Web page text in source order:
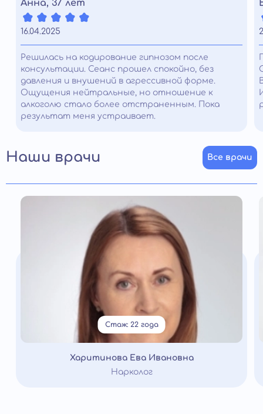
Анна, 37 лет
16.04.2025
Решилась на кодирование гипнозом после
консультации. Сеанс прошел спокойно, без
давления и внушений в агрессивной форме.
Ощущения нейтральные, но отношение к
алкоголю стало более отстраненным. Пока
результат меня устраивает.
Наши врачи Все врачи
Стаж: 22 года
Харитинова Ева Ивановна
Нарколог